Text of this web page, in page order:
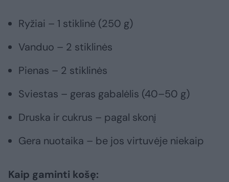
Ryžiai – 1 stiklinė (250 g)
Vanduo – 2 stiklinės
Pienas – 2 stiklinės
Sviestas – geras gabalėlis (40–50 g)
Druska ir cukrus – pagal skonį
Gera nuotaika – be jos virtuvėje niekaip
Kaip gaminti košę: